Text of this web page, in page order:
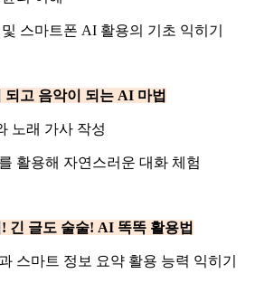
스마트폰 AI 활용의 기초 익히기
되고 음악이 되는 AI 마법
노래 가사 작성
활용해 자연스러운 대화 체험
긴 글도 술술! AI 똑똑 활용법
스마트 정보 요약 활용 능력 익히기